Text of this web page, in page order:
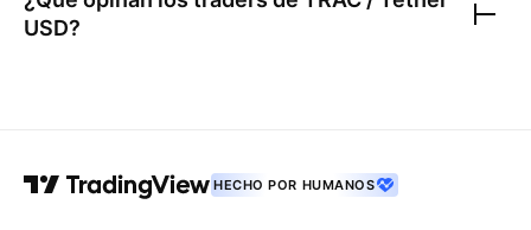
USD?
HECHO POR HUMANOS